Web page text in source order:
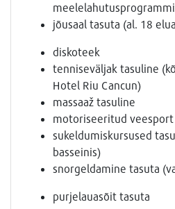
jõusaal tasuta (al. 18
diskoteek
tenniseväljak tasuline
Hotel Riu Cancun)
massaaž tasuline
motoriseeritud
sukeldumiskursused
basseinis)
snorgeldamine tasuta
purjelauasõit tasuta